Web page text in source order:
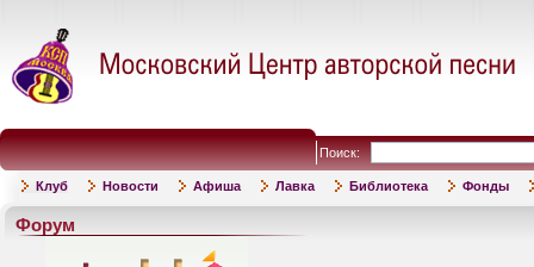
Поиск:
Клуб Новости Афиша Лавка Библиотека Фонды
Форум